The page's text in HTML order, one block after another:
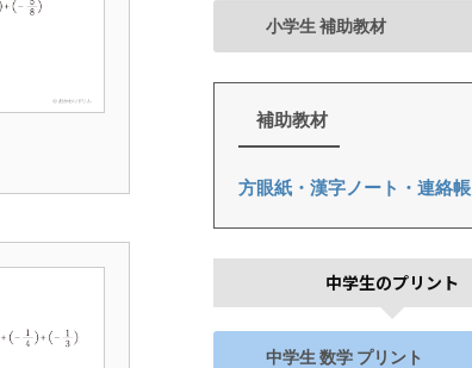
小学生 補助教材
補助教材
方眼紙・漢字ノート・連絡帳
中学生のプリント
中学生 数学 プリント